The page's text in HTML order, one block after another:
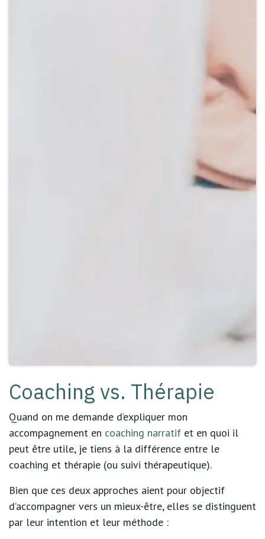
Coaching vs. Thérapie
Quand on me demande d’expliquer mon
accompagnement en coaching narratif et en quoi il
peut être utile, je tiens à la différence entre le
coaching et thérapie (ou suivi thérapeutique).
Bien que ces deux approches aient pour objectif
d’accompagner vers un mieux-être, elles se distinguent
par leur intention et leur méthode :